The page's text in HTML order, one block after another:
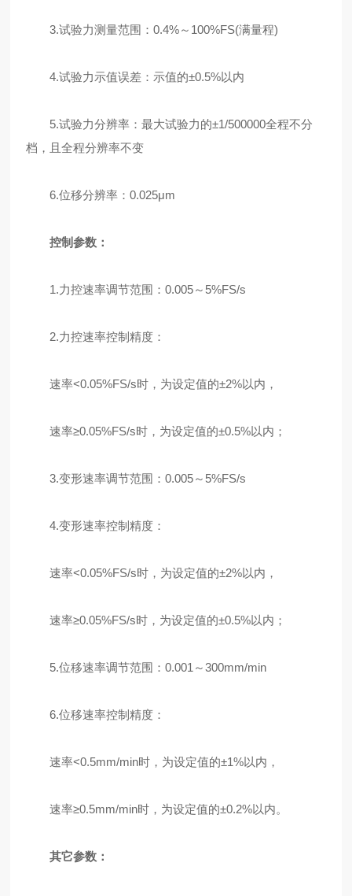
3.试验力测量范围：0.4%～100%FS(满量程)
4.试验力示值误差：示值的±0.5%以内
5.试验力分辨率：最大试验力的±1/500000全程不分
档，且全程分辨率不变
6.位移分辨率：0.025μm
控制参数：
1.力控速率调节范围：0.005～5%FS/s
2.力控速率控制精度：
速率<0.05%FS/s时，为设定值的±2%以内，
速率≥0.05%FS/s时，为设定值的±0.5%以内；
3.变形速率调节范围：0.005～5%FS/s
4.变形速率控制精度：
速率<0.05%FS/s时，为设定值的±2%以内，
速率≥0.05%FS/s时，为设定值的±0.5%以内；
5.位移速率调节范围：0.001～300mm/min
6.位移速率控制精度：
速率<0.5mm/min时，为设定值的±1%以内，
速率≥0.5mm/min时，为设定值的±0.2%以内。
其它参数：